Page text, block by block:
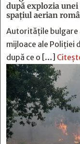
după explozia
spațiul aerian
Autoritățile bulgare
mijloace ale Poliției
după ce o […]